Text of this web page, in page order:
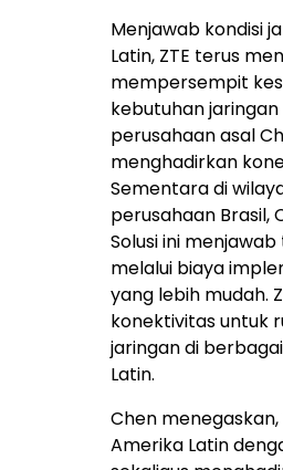
Menjawab kondisi
Latin, ZTE terus
mempersempit
kebutuhan
perusahaan asal
menghadirkan
Sementara di
perusahaan Brasil,
Solusi ini
melalui biaya
yang lebih mudah.
konektivitas untuk
jaringan di
Latin.
Chen
Amerika Latin